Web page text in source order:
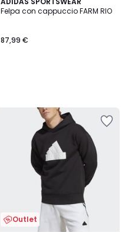
Felpa con cappuccio FARM RIO
87,99 €
Outlet